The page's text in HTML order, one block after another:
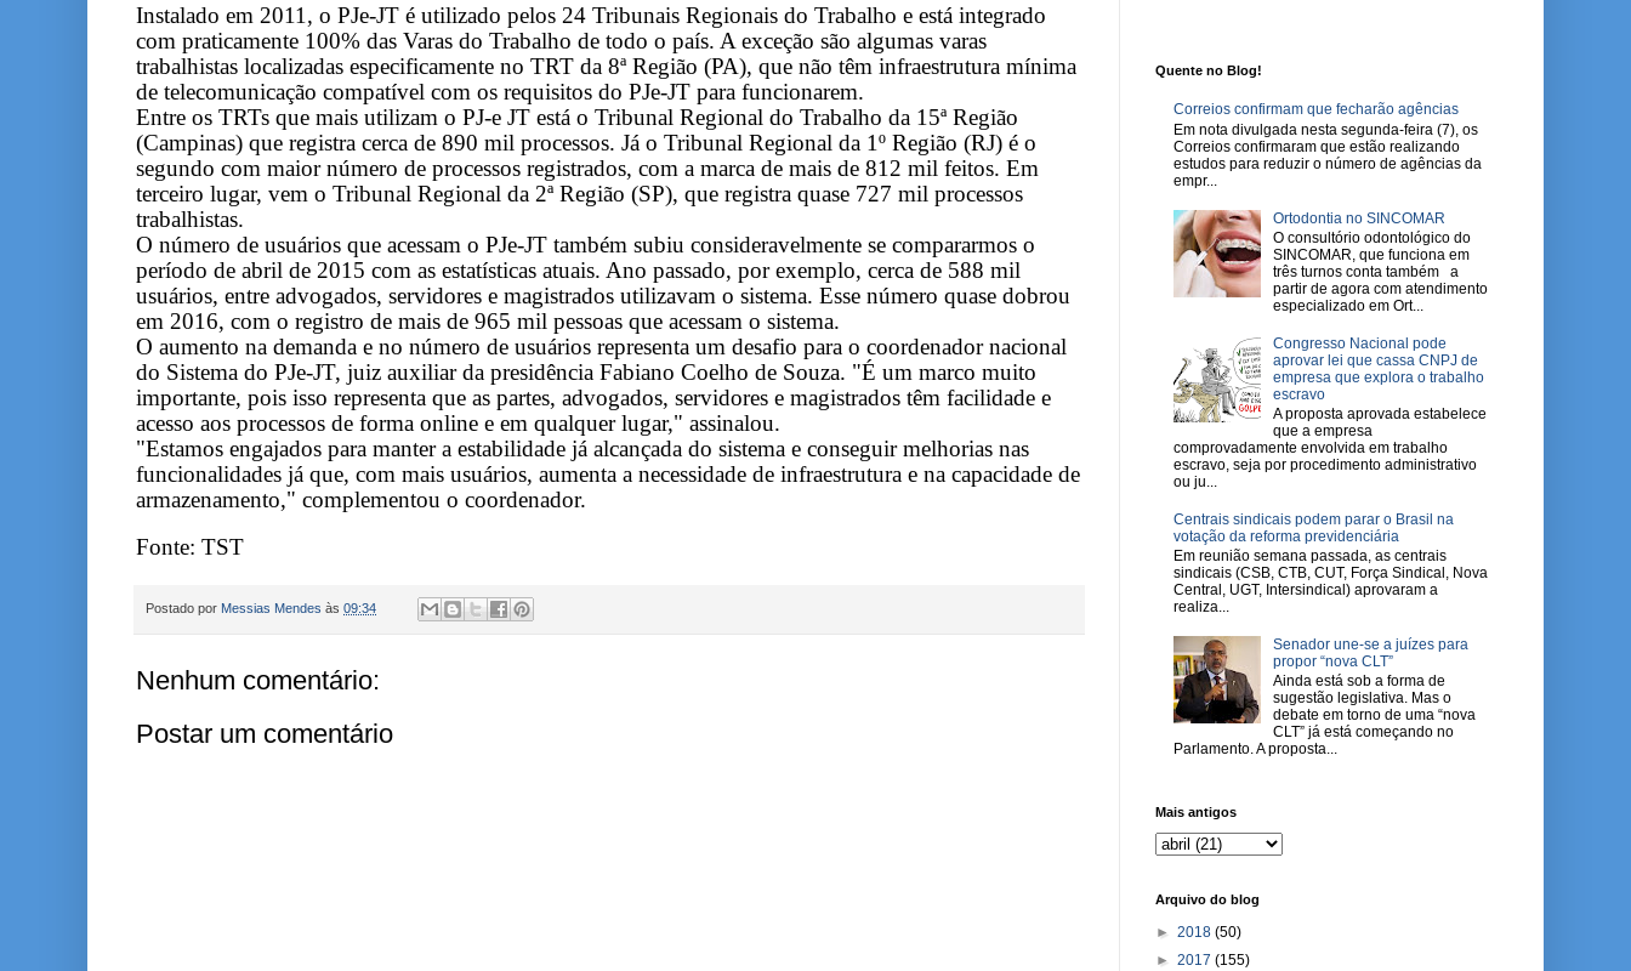
Instalado em 2011, o PJe-JT é utilizado pelos 24 Tribunais Regionais do Trabalho e está integrado
com praticamente 100% das Varas do Trabalho de todo o país. A exceção são algumas varas
trabalhistas localizadas especificamente no TRT da 8ª Região (PA), que não têm infraestrutura mínima
de telecomunicação compatível com os requisitos do PJe-JT para funcionarem.
Entre os TRTs que mais utilizam o PJ-e JT está o Tribunal Regional do Trabalho da 15ª Região
(Campinas) que registra cerca de 890 mil processos. Já o Tribunal Regional da 1º Região (RJ) é o
segundo com maior número de processos registrados, com a marca de mais de 812 mil feitos. Em
terceiro lugar, vem o Tribunal Regional da 2ª Região (SP), que registra quase 727 mil processos
trabalhistas.
O número de usuários que acessam o PJe-JT também subiu consideravelmente se compararmos o
período de abril de 2015 com as estatísticas atuais. Ano passado, por exemplo, cerca de 588 mil
usuários, entre advogados, servidores e magistrados utilizavam o sistema. Esse número quase dobrou
em 2016, com o registro de mais de 965 mil pessoas que acessam o sistema.
O aumento na demanda e no número de usuários representa um desafio para o coordenador nacional
do Sistema do PJe-JT, juiz auxiliar da presidência Fabiano Coelho de Souza. "É um marco muito
importante, pois isso representa que as partes, advogados, servidores e magistrados têm facilidade e
acesso aos processos de forma online e em qualquer lugar," assinalou.
"Estamos engajados para manter a estabilidade já alcançada do sistema e conseguir melhorias nas
funcionalidades já que, com mais usuários, aumenta a necessidade de infraestrutura e na capacidade de
armazenamento," complementou o coordenador.
Fonte: TST
Postado por Messias Mendes às 09:34
Nenhum comentário:
Postar um comentário
Quente no Blog!
Correios confirmam que fecharão agências
Em nota divulgada nesta segunda-feira (7), os
Correios confirmaram que estão realizando
estudos para reduzir o número de agências da
empr...
Ortodontia no SINCOMAR
O consultório odontológico do
SINCOMAR, que funciona em
três turnos conta também a
partir de agora com atendimento
especializado em Ort...
Congresso Nacional pode
aprovar lei que cassa CNPJ de
empresa que explora o trabalho
escravo
A proposta aprovada estabelece
que a empresa
comprovadamente envolvida em trabalho
escravo, seja por procedimento administrativo
ou ju...
Centrais sindicais podem parar o Brasil na
votação da reforma previdenciária
Em reunião semana passada, as centrais
sindicais (CSB, CTB, CUT, Força Sindical, Nova
Central, UGT, Intersindical) aprovaram a
realiza...
Senador une-se a juízes para
propor “nova CLT”
Ainda está sob a forma de
sugestão legislativa. Mas o
debate em torno de uma “nova
CLT” já está começando no
Parlamento. A proposta...
Mais antigos
Arquivo do blog
► 2018 (50)
► 2017 (155)